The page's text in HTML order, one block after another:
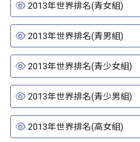
2013年世界排名(青女組)
2013年世界排名(青男組)
2013年世界排名(青少女組)
2013年世界排名(青少男組)
2013年世界排名(高女組)